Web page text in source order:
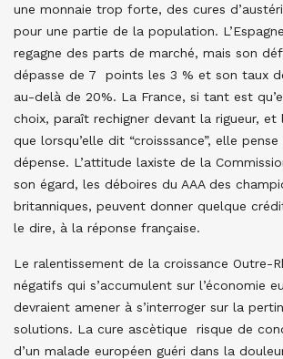
une monnaie trop forte, des cures
pour une partie de la population.
regagne des parts de marché, mais son
dépasse de 7 points les 3 % et son taux
au-delà de 20%. La France, si tant est
choix, paraît rechigner devant la rigueur, et
que lorsqu’elle dit “croisssance”, elle
dépense. L’attitude laxiste de la
son égard, les déboires du AAA des
britanniques, peuvent donner quelque
le dire, à la réponse française.
Le ralentissement de la croissance Outre-
négatifs qui s’accumulent sur l’économie
devraient amener à s’interroger sur la
solutions. La cure ascètique risque de
d’un malade européen guéri dans la